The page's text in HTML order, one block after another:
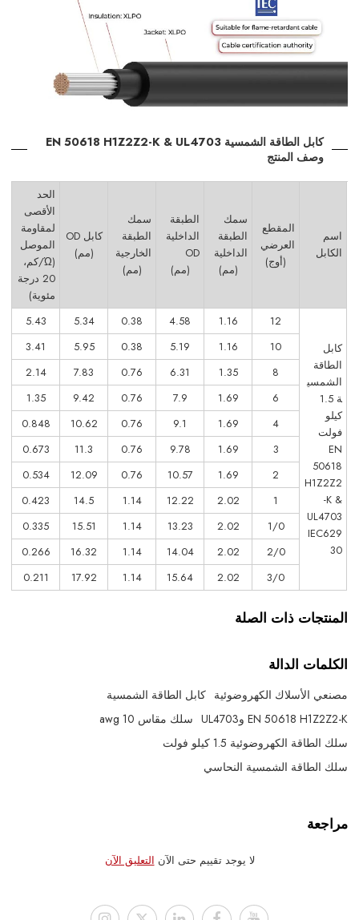
كابل الطاقة الشمسية EN 50618 H1Z2Z2-K & UL4703
وصف المنتج
اسم
الكابل
المقطع
العرضي
(أوج)
سمك
الطبقة
الداخلية
(مم)
الطبقة
الداخلية
OD
(مم)
سمك
الطبقة
الخارجية
(مم)
كابل OD
(مم)
الحد
الأقصى
لمقاومة
الموصل
(Ώ/كم،
20 درجة
مئوية)
كابل
الطاقة
الشمسي
ة 1.5
كيلو
فولت
EN
50618
H1Z2Z2
-K &
UL4703
IEC629
30
12
1.16
4.58
0.38
5.34
5.43
10
1.16
5.19
0.38
5.95
3.41
8
1.35
6.31
0.76
7.83
2.14
6
1.69
7.9
0.76
9.42
1.35
4
1.69
9.1
0.76
10.62
0.848
3
1.69
9.78
0.76
11.3
0.673
2
1.69
10.57
0.76
12.09
0.534
1
2.02
12.22
1.14
14.5
0.423
1/0
2.02
13.23
1.14
15.51
0.335
2/0
2.02
14.04
1.14
16.32
0.266
3/0
2.02
15.64
1.14
17.92
0.211
المنتجات ذات الصلة
الكلمات الدالة
مصنعي الأسلاك الكهروضوئية كابل الطاقة الشمسية
EN 50618 H1Z2Z2-K وUL4703
سلك مقاس 10 awg
سلك الطاقة الكهروضوئية 1.5 كيلو فولت
سلك الطاقة الشمسية النحاسي
مراجعة
لا يوجد تقييم حتى الآن التعليق الآن